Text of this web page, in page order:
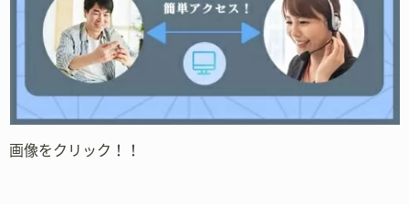
画像をクリック！！